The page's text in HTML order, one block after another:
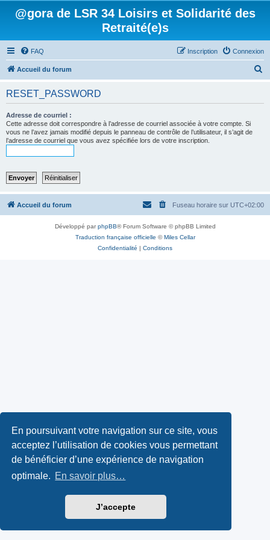
En poursuivant votre navigation sur ce site, vous
acceptez l’utilisation de cookies vous permettant
de bénéficier d’une expérience de navigation
optimale. En savoir plus…
J’accepte
@gora de LSR 34 Loisirs et Solidarité des
Retraité(e)s
FAQ Connexion
Inscription
Accueil du forum
RESET_PASSWORD
Adresse de courriel :
Cette adresse doit correspondre à l’adresse de courriel associée à votre compte. Si
vous ne l’avez jamais modifié depuis le panneau de contrôle de l’utilisateur, il s’agit de
l’adresse de courriel que vous avez spécifiée lors de votre inscription.
Accueil du forum Fuseau horaire sur UTC+02:00
Développé parphpBB® Forum Software © phpBB Limited
Traduction française officielle ©Miles Cellar
Confidentialité | Conditions